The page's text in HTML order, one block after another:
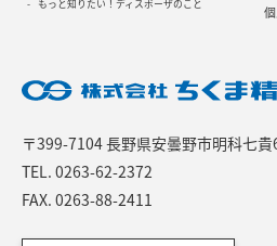
もっと知りたい！ディスポーザのこと
〒399-7104 長野県安曇野市明科七貴
TEL. 0263-62-2372
FAX. 0263-88-2411